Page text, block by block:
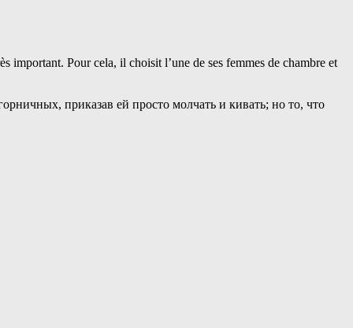
important. Pour cela, il choisit l’une de ses femmes de chambre et